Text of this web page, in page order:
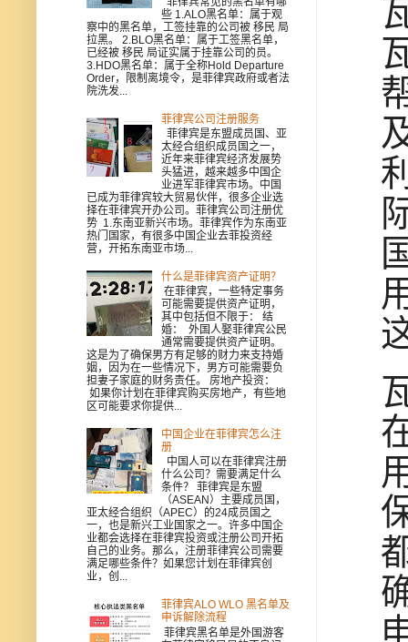
些 1.ALO黑名单：属于观
察中的黑名单，工签挂靠的公司被 移民 局
拉黑。 2.BLO黑名单：属于工签黑名单，
已经被 移民 局证实属于挂靠公司的员。
3.HDO黑名单：属于全称Hold Departure
Order，限制离境令，是菲律宾政府或者法
院洗发...
菲律宾公司注册服务
菲律宾是东盟成员国、亚
太经合组织成员国之一，
近年来菲律宾经济发展势
头猛进，越来越多中国企
业进军菲律宾市场。中国
已成为菲律宾较大贸易伙伴，很多企业选
择在菲律宾开办公司。菲律宾公司注册优
势 1.东南亚新兴市场。菲律宾作为东南亚
热门国家，有很多中国企业去菲投资经
营，开拓东南亚市场...
什么是菲律宾资产证明？
在菲律宾，一些特定事务
可能需要提供资产证明，
其中包括但不限于： 结
婚： 外国人娶菲律宾公民
通常需要提供资产证明。
这是为了确保男方有足够的财力来支持婚
姻，因为在一些情况下，男方可能需要负
担妻子家庭的财务责任。 房地产投资：
如果你计划在菲律宾购买房地产，有些地
区可能要求你提供...
中国企业在菲律宾怎么注
册
中国人可以在菲律宾注册
什么公司？需要满足什么
条件？ 菲律宾是东盟
（ASEAN）主要成员国，
亚太经合组织（APEC）的24成员国之
一，也是新兴工业国家之一。许多中国企
业都会选择在菲律宾投资或注册公司开拓
自己的业务。那么，注册菲律宾公司需要
满足哪些条件？如果您计划在菲律宾创
业，创...
菲律宾ALO WLO 黑名单及
申诉解除流程
菲律宾黑名单是外国游客